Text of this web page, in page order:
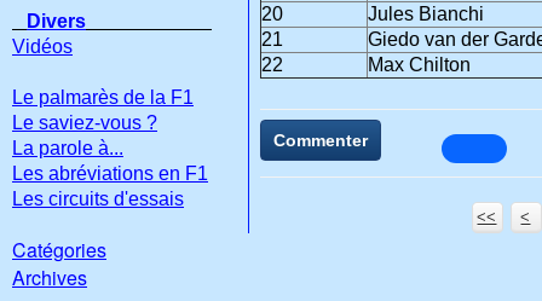
20
Jules Bianchi
21
Giedo van der
22
Max Chilton
Commenter
<< <
Divers
Vidéos
Le palmarès de la F1
Le saviez-vous ?
La parole à...
Les abréviations en F1
Les circuits d'essais
Catégories
Archives